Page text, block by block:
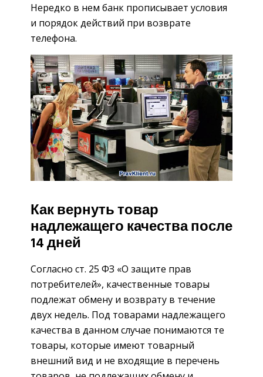
Нередко в нем банк прописывает условия
и порядок действий при возврате
телефона.
Как вернуть товар
надлежащего качества после
14 дней
Согласно ст. 25 ФЗ «О защите прав
потребителей», качественные товары
подлежат обмену и возврату в течение
двух недель. Под товарами надлежащего
качества в данном случае понимаются те
товары, которые имеют товарный
внешний вид и не входящие в перечень